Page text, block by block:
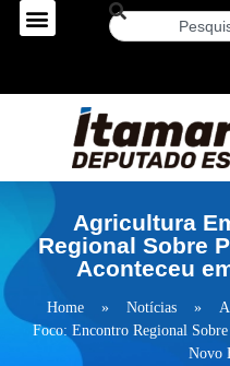
Agricultura
Regional Sobre
Aconteceu
Home » Notícias »
Foco: Encontro Regional
Novo